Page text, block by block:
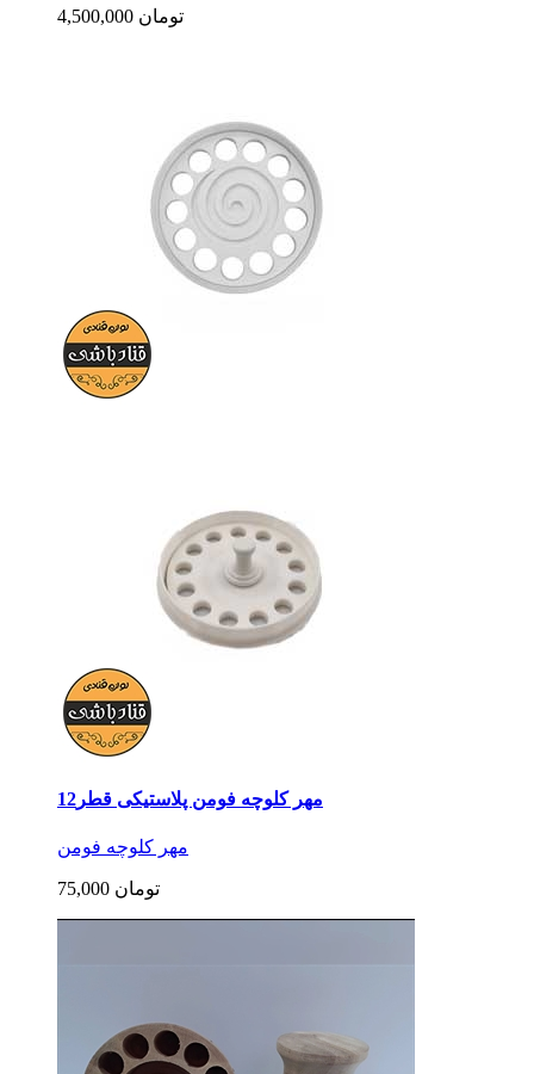
4,500,000 تومان
مهر کلوچه فومن پلاستیکی قطر12
مهر کلوچه فومن
75,000 تومان